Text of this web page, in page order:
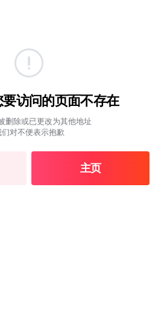
访问的页面不存在
删除或已更改为其他地址
们对不便表示抱歉
主页